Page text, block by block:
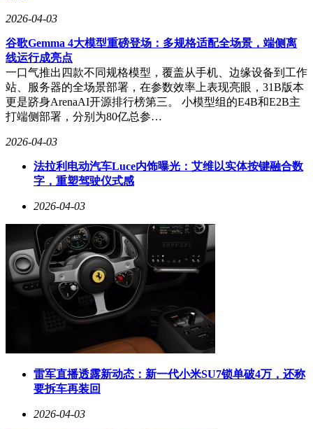
回收市场的定价逻辑随之改变。“以前看外观和能否开机，现
用，报废机也会被高价收购。这种变化导致市场报价极度敏
感，部分热门机型甚至一天内多次调价。“早上还涨50元，下
午可能就跌回去。”老张透露，价格波动背后是供需关系与市
场预期的快速博弈：下游对拆机芯片的需求持续，但回收商的
竞争、囤货节奏以及市场消息的传播，不断冲击着报价体系。
于上游芯片供需关系的变化。若未来厂商恢复消费级芯片产
能，或AI需求增速放缓，当前价格体系或将面临调整。对普
通消费者而言，需理性看待“旧机升值”现象。多位回收商提
醒，尽管AI产业链变化引发的价格波动短期内可能持续，但
在快速波动的市场中，“涨价”与“回调”往往仅一线之隔，盲目
2026-04-03
谷歌Gemma 4大模型重磅登场：多规格适配全场景，端侧离
线运行成亮点
一口气推出四款不同规格模型，覆盖从手机、边缘设备到工作
站、服务器的全场景部署，在参数效率上表现亮眼，31B版本
更是跻身ArenaAI开源排行榜第三。 小模型组的E4B和E2B主
打端侧部署，分别为80亿总参…
2026-04-03
法拉利电动汽车Luce内饰曝光：艾维以实体按键融合数
字，重塑驾驶仪式感
2026-04-03
雷军直播透露新动态：新一代小米SU7锁单破4万，还称
要拆车再装回
2026-04-03